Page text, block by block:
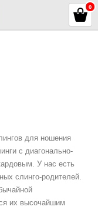
0
для ношения
с диагонально-
У нас есть
слинго-родителей.
их высочайшим